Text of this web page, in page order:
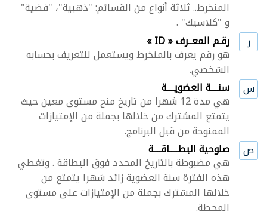
المنخرط.. ثلاثة أنواع من القسائم: "ذهبية"، "فضية"
و "كلاسيك" .
ر
رقـم المعــرف « ID »
هو رقم يعرف بالمنخرط ويستعمل للتعريف بحسابه
الشخصي.
س
سنــــة العضويــــة
هي مدة 12 شهرا من تاريخ منح مستوى معين حيث
يتمتع المشترك من خلالها بجملة من الإمتيازات
الممنوحة من قبل البرنامج.
ص
صلوحية البطـــــاقــــة
هي مضبوطة بالتاريخ المحدد فوق البطاقة . وتغطي
هذه الفترة سنة العضوية زائد شهرا يتمتع من
خلالها المشترك بجملة من الإمتيازات على مستوى
المحطة.